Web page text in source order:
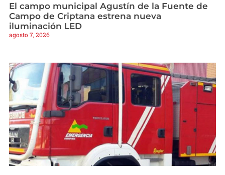
El campo municipal Agustín de la Fuente de
Campo de Criptana estrena nueva
iluminación LED
agosto 7, 2026